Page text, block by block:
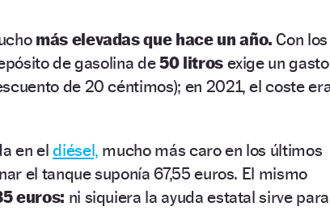
más elevadas que hace un año. Con los
de gasolina de50 litrosexige un gasto
de 20 céntimos); en 2021, el coste
en eldiésel, mucho más caro en los últimos
el tanque suponía 67,55 euros. El mismo
euros: ni siquiera la ayuda estatal sirve para